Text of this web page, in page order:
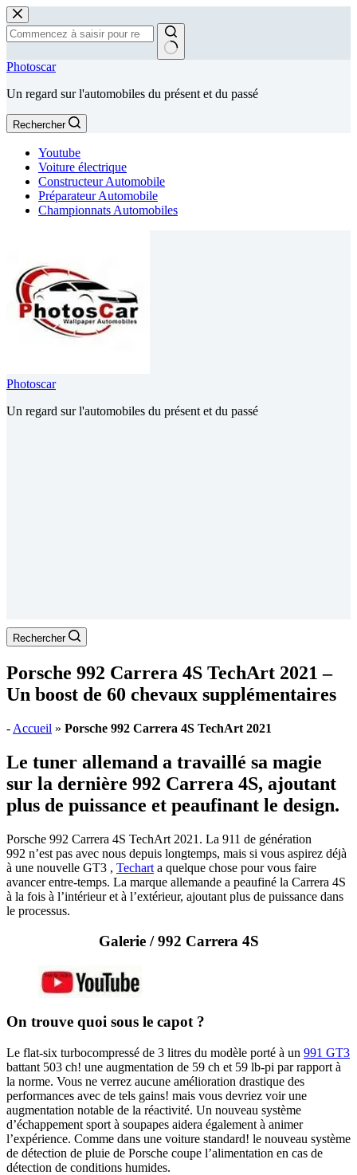
Passer
au
contenu
Aucun
Photoscar
Un regard sur l'automobiles du présent et du passé
Rechercher
Youtube
Voiture électrique
Constructeur Automobile
Préparateur Automobile
Championnats Automobiles
Photoscar
Un regard sur l'automobiles du présent et du passé
Rechercher
Porsche 992 Carrera 4S TechArt 2021 –
Un boost de 60 chevaux supplémentaires
- Accueil » Porsche 992 Carrera 4S TechArt 2021
Le tuner allemand a travaillé sa magie
sur la dernière 992 Carrera 4S, ajoutant
plus de puissance et peaufinant le design.
Porsche 992 Carrera 4S TechArt 2021. La 911 de génération
992 n’est pas avec nous depuis longtemps, mais si vous aspirez déjà
à une nouvelle GT3 , Techart a quelque chose pour vous faire
avancer entre-temps. La marque allemande a peaufiné la Carrera 4S
à la fois à l’intérieur et à l’extérieur, ajoutant plus de puissance dans
le processus.
Galerie / 992 Carrera 4S
On trouve quoi sous le capot ?
Le flat-six turbocompressé de 3 litres du modèle porté à un 991 GT3
battant 503 ch! une augmentation de 59 ch et 59 lb-pi par rapport à
la norme. Vous ne verrez aucune amélioration drastique des
performances avec de tels gains! mais vous devriez voir une
augmentation notable de la réactivité. Un nouveau système
d’échappement sport à soupapes aidera également à animer
l’expérience. Comme dans une voiture standard! le nouveau système
de détection de pluie de Porsche coupe l’alimentation en cas de
détection de conditions humides.